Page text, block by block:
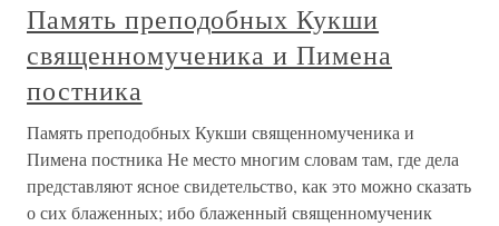
Память преподобных Кукши
священномученика и Пимена
постника
Память преподобных Кукши священномученика и
Пимена постника Не место многим словам там, где дела
представляют ясное свидетельство, как это можно сказать
о сих блаженных; ибо блаженный священномученик